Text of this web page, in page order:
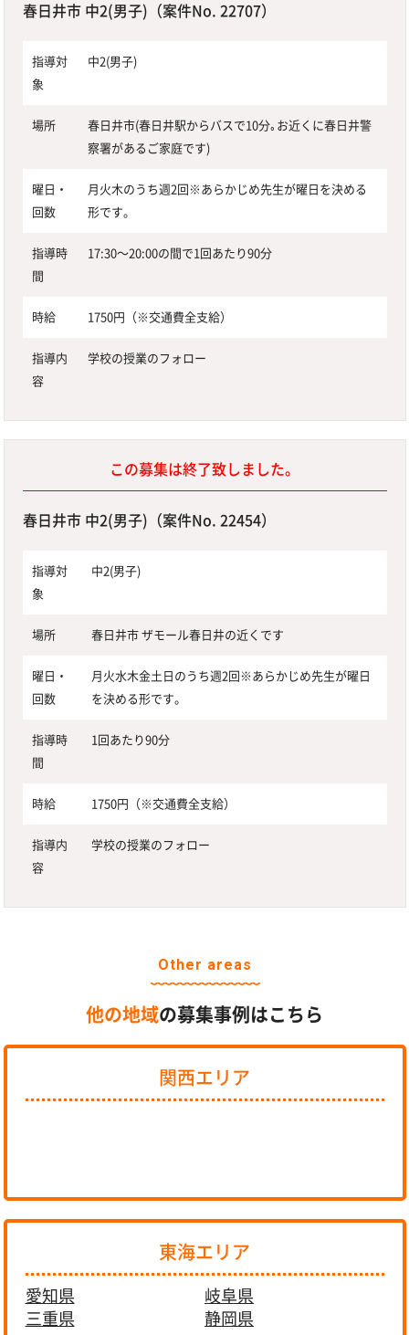
春日井市 中2(男子)（案件No. 22707）
指導対
象
中2(男子)
場所
春日井市(春日井駅からバスで10分｡お近くに春日井警
察署があるご家庭です)
曜日・
回数
月火木のうち週2回※あらかじめ先生が曜日を決める
形です。
指導時
間
17:30〜20:00の間で1回あたり90分
時給 1750円（※交通費全支給）
指導内
容
学校の授業のフォロー
この募集は終了致しました。
春日井市 中2(男子)（案件No. 22454）
指導対
象
中2(男子)
場所 春日井市 ザモール春日井の近くです
曜日・
回数
月火水木金土日のうち週2回※あらかじめ先生が曜日
を決める形です。
指導時
間
1回あたり90分
時給 1750円（※交通費全支給）
指導内
容
学校の授業のフォロー
Other areas
他の地域の募集事例はこちら
関西エリア
東海エリア
愛知県
岐阜県
三重県
静岡県